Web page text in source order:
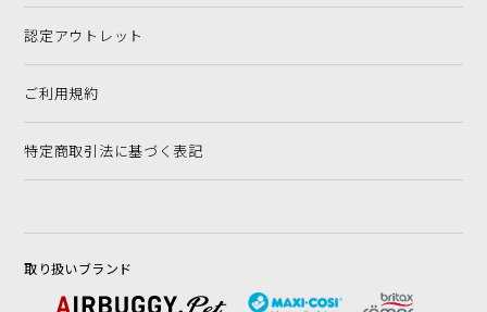
認定アウトレット
ご利用規約
特定商取引法に基づく表記
取り扱いブランド